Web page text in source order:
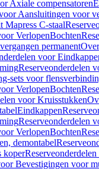
Axiale compensatoren
Aansluitingen voor
Mapress C-staal
VerlopenBochten
permanent
voor
Reserveonderdelen
sets voor
VerlopenBochten
voor Kruisstukken
Eindkappen
Reserveonderdelen
VerlopenBochten
demontabel
koper
Bevestigingen voor